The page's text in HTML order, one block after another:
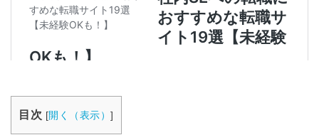
目次 [開く（表示）]